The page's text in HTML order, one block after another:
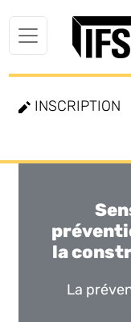
INSCRIPTION
navigation
la
La